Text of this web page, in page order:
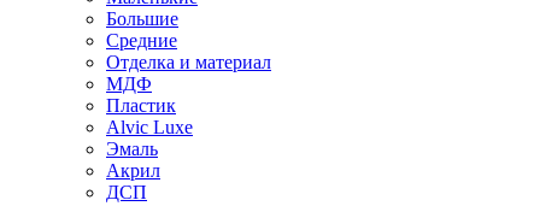
Большие
Средние
Отделка и материал
МДФ
Пластик
Alvic Luxe
Эмаль
Акрил
ДСП